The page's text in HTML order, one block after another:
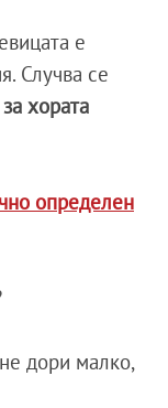
е
Случва се
хората
определен
дори малко,